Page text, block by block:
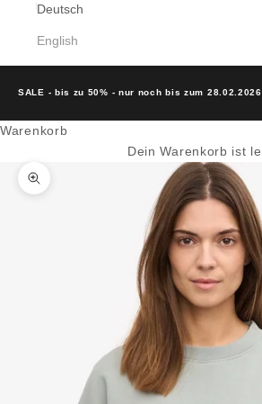
Deutsch
English
SALE - bis zu 50% - nur noch bis zum
Warenkorb
Dein Warenkorb ist
Bild vergrößern